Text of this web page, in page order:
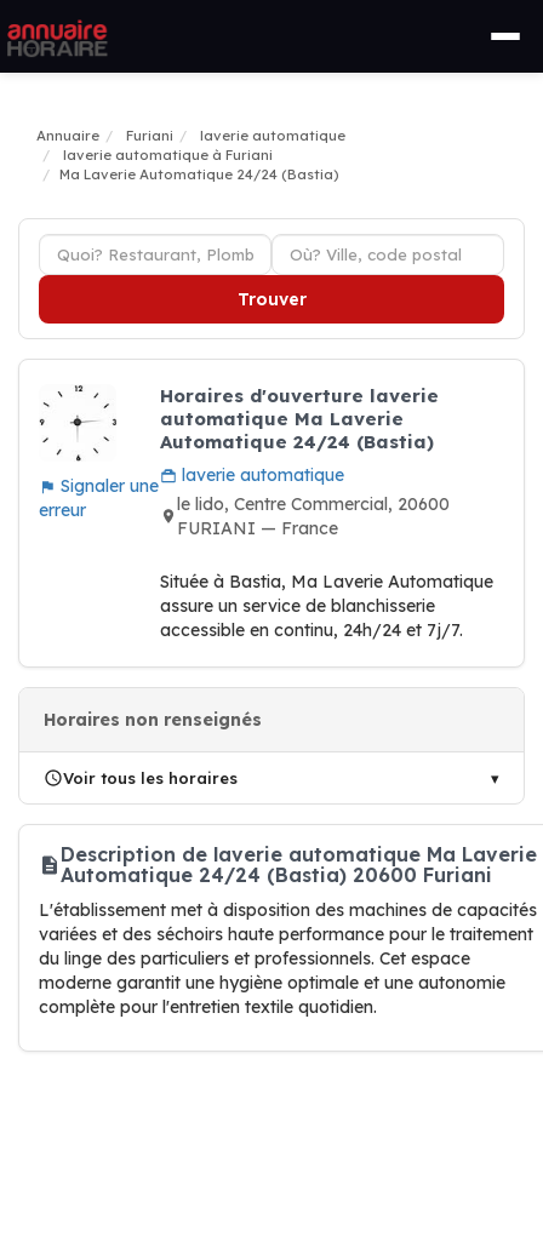
Annuaire Furiani
laverie automatique
laverie automatique à Furiani
Ma Laverie Automatique 24/24 (Bastia)
Trouver
Signaler une
erreur
Horaires d'ouverture laverie
automatique Ma Laverie
Automatique 24/24 (Bastia)
laverie automatique
le lido, Centre Commercial, 20600
FURIANI — France
Située à Bastia, Ma Laverie Automatique
assure un service de blanchisserie
accessible en continu, 24h/24 et 7j/7.
Horaires non renseignés
Voir tous les horaires
Description de laverie automatique Ma Laverie
Automatique 24/24 (Bastia) 20600 Furiani
L'établissement met à disposition des machines de capacités
variées et des séchoirs haute performance pour le traitement
du linge des particuliers et professionnels. Cet espace
moderne garantit une hygiène optimale et une autonomie
complète pour l'entretien textile quotidien.